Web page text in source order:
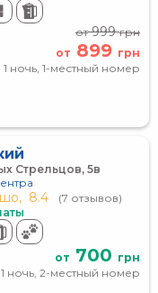
от999грн
от 899 грн
1 ночь, 1-местный номер
Стрельцов, 5в
8.4
(7 отзывов)
от 700 грн
1 ночь, 2-местный номер